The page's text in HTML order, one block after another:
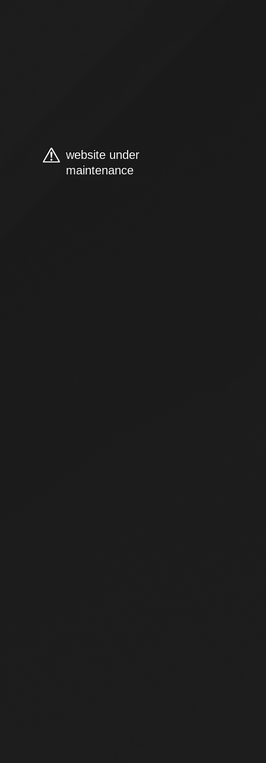
website under
maintenance